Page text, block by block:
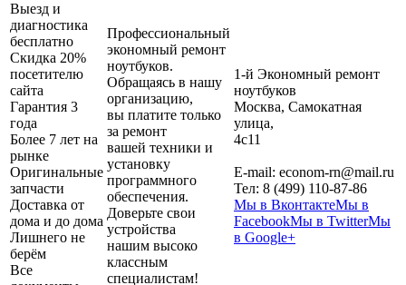
Выезд и
диагностика
бесплатно
Скидка 20%
посетителю
сайта
Гарантия 3
года
Более 7 лет на
рынке
Оригинальные
запчасти
Доставка от
дома и до дома
Лишнего не
берём
Все
Профессиональный
экономный ремонт
ноутбуков.
Обращаясь в нашу
организацию,
вы платите только
за ремонт
вашей техники и
установку
программного
обеспечения.
Доверьте свои
устройства
нашим высоко
классным
специалистам!
1-й Экономный ремонт
ноутбуков
Москва, Самокатная
улица,
4с11
E-mail: econom-rn@mail.ru
Тел: 8 (499) 110-87-86
Мы в ВконтактеМы в
FacebookМы в TwitterМы
в Google+